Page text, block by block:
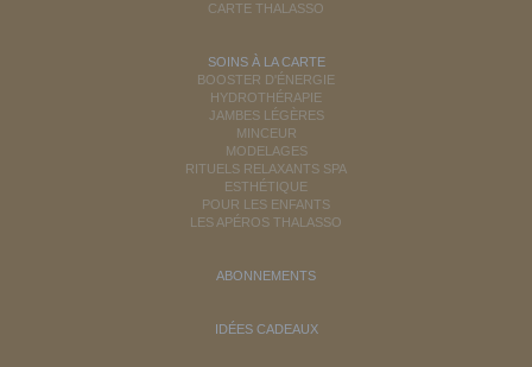
CARTE THALASSO
SOINS À LA CARTE
BOOSTER D'ÉNERGIE
HYDROTHÉRAPIE
JAMBES LÉGÈRES
MINCEUR
MODELAGES
RITUELS RELAXANTS SPA
ESTHÉTIQUE
POUR LES ENFANTS
LES APÉROS THALASSO
ABONNEMENTS
IDÉES CADEAUX